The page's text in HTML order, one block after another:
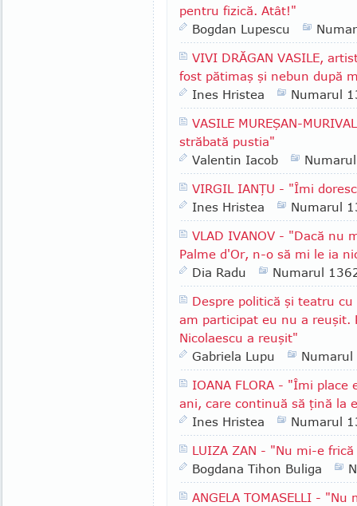
pentru fizică. Atât!"
Bogdan Lupescu
VIVI DRĂGAN VASILE,
fost pătimaş şi nebun după
Ines Hristea
Numarul
VASILE MUREŞAN-
străbată pustia"
Valentin Iacob
VIRGIL IANŢU - "Îmi
Ines Hristea
Numarul
VLAD IVANOV - "Dacă nu
Palme d'Or, n-o să mi le ia
Dia Radu
Numarul
Despre politică şi teatru cu
am participat eu nu a reuşit.
Nicolaescu a reuşit"
Gabriela Lupu
IOANA FLORA - "Îmi
ani, care continuă să ţină la
Ines Hristea
Numarul
LUIZA ZAN - "Nu mi-e
Bogdana Tihon Buliga
ANGELA TOMASELLI -